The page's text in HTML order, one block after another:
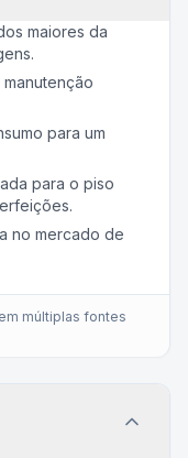
maiores da
para um
para o piso
no mercado de
múltiplas fontes